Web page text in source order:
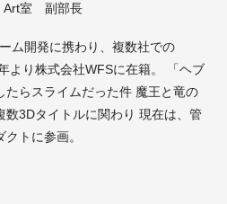
Art室 副部長
ム開発に携わり、複数社での
より株式会社WFSに在籍。 「ヘブ
たらスライムだった件 魔王と竜の
3Dタイトルに関わり 現在は、管
トに参画。